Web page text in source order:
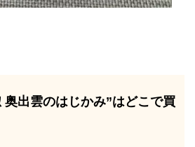
奥出雲のはじかみ”はどこで買